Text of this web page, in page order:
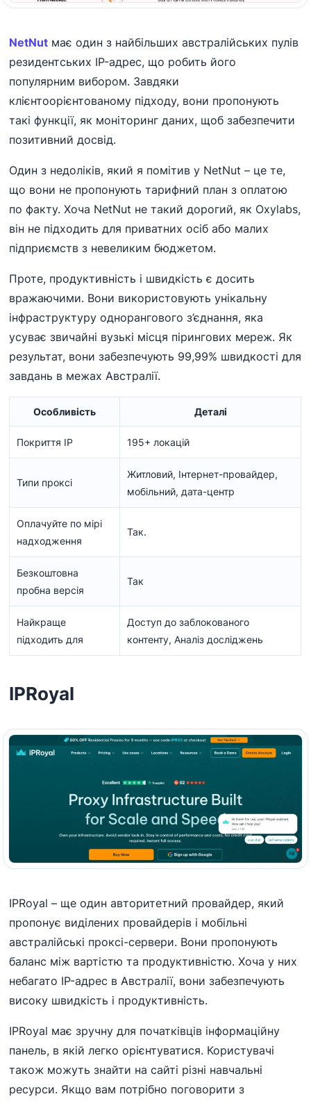
NetNut має один з найбільших австралійських пулів
резидентських IP-адрес, що робить його
популярним вибором. Завдяки
клієнтоорієнтованому підходу, вони пропонують
такі функції, як моніторинг даних, щоб забезпечити
позитивний досвід.
Один з недоліків, який я помітив у NetNut – це те,
що вони не пропонують тарифний план з оплатою
по факту. Хоча NetNut не такий дорогий, як Oxylabs,
він не підходить для приватних осіб або малих
підприємств з невеликим бюджетом.
Проте, продуктивність і швидкість є досить
вражаючими. Вони використовують унікальну
інфраструктуру однорангового з’єднання, яка
усуває звичайні вузькі місця пірингових мереж. Як
результат, вони забезпечують 99,99% швидкості для
завдань в межах Австралії.
Особливість Деталі
Покриття IP 195+ локацій
Типи проксі
Житловий, Інтернет-провайдер,
мобільний, дата-центр
Оплачуйте по мірі
надходження
Так.
Безкоштовна
пробна версія
Так
Найкраще
підходить для
Доступ до заблокованого
контенту, Аналіз досліджень
IPRoyal
IPRoyal – ще один авторитетний провайдер, який
пропонує виділених провайдерів і мобільні
австралійські проксі-сервери. Вони пропонують
баланс між вартістю та продуктивністю. Хоча у них
небагато IP-адрес в Австралії, вони забезпечують
високу швидкість і продуктивність.
IPRoyal має зручну для початківців інформаційну
панель, в якій легко орієнтуватися. Користувачі
також можуть знайти на сайті різні навчальні
ресурси. Якщо вам потрібно поговорити з